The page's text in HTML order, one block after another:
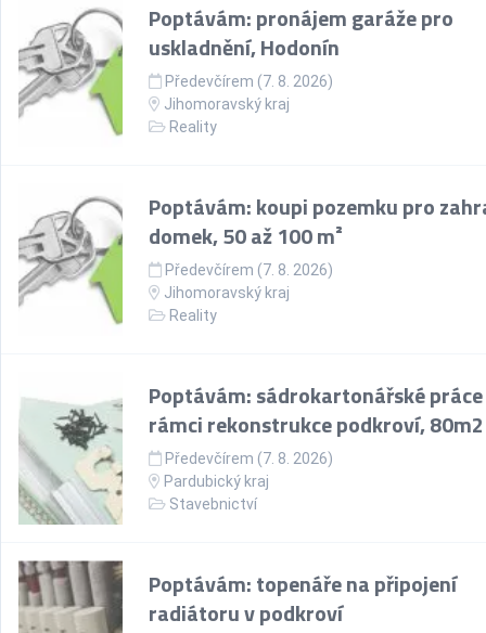
Poptávám: pronájem garáže pro
uskladnění, Hodonín
Předevčírem (7. 8. 2026)
Jihomoravský kraj
Reality
Poptávám: koupi pozemku pro
domek, 50 až 100 m²
Předevčírem (7. 8. 2026)
Jihomoravský kraj
Reality
Poptávám: sádrokartonářské
rámci rekonstrukce podkroví, 80m2
Předevčírem (7. 8. 2026)
Pardubický kraj
Stavebnictví
Poptávám: topenáře na připojení
radiátoru v podkroví